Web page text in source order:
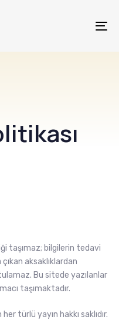
taşımaz; bilgilerin tedavi
aksaklıklardan
Bu sitede yazılanlar
taşımaktadır.
türlü yayın hakkı saklıdır.